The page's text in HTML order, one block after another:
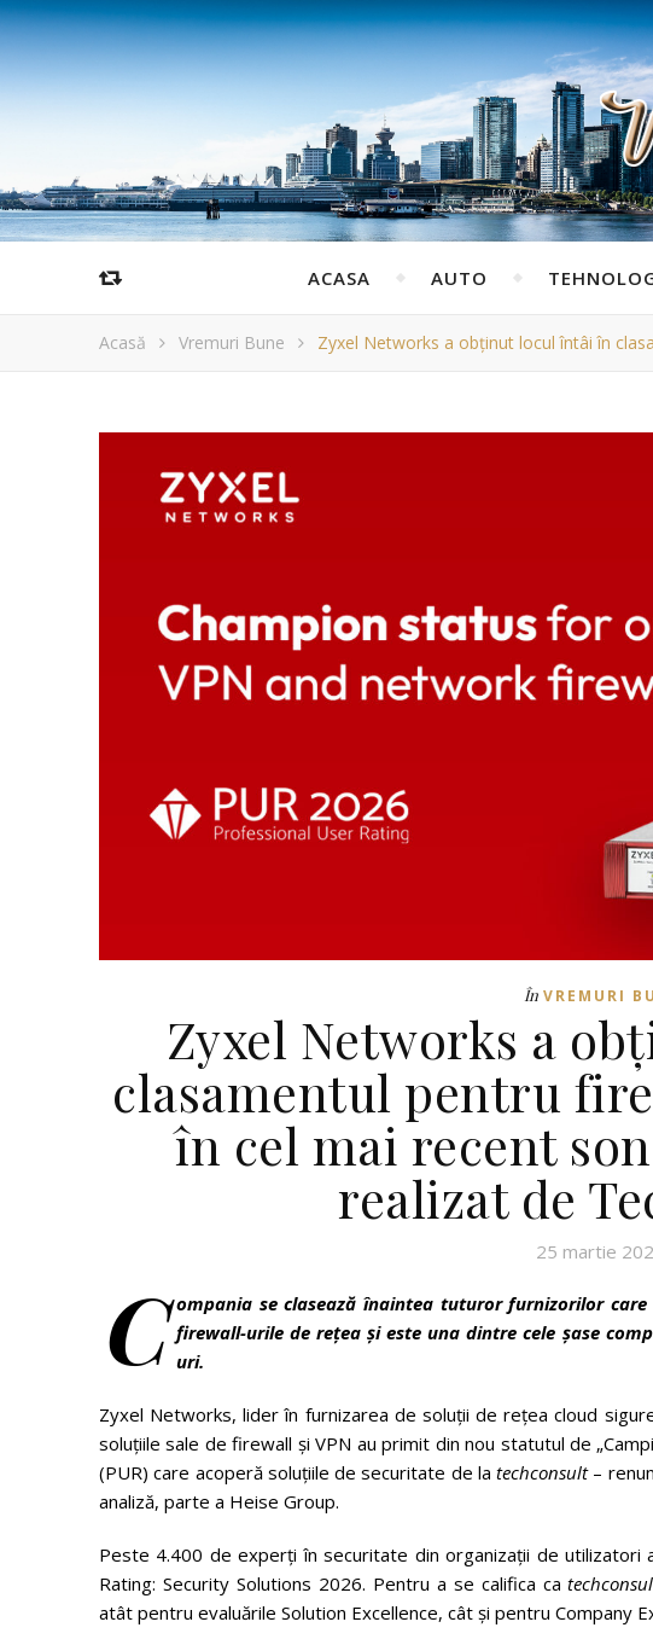
ACASA AUTO
Acasă Vremuri Bune Zyxel Networks a obținut locul întâi în
În VREMURI
Zyxel Networks a
clasamentul pentru
în cel mai recent
realizat de
25 martie
C ompania se clasează înaintea tuturor furnizorilor
firewall-urile de rețea și este una dintre cele șase
uri.
Zyxel Networks, lider în furnizarea de soluții de rețea cloud
soluțiile sale de firewall și VPN au primit din nou statutul de
(PUR) care acoperă soluțiile de securitate de la techconsult –
analiză, parte a Heise Group.
Peste 4.400 de experți în securitate din organizații de utilizatori
Rating: Security Solutions 2026. Pentru a se califica ca
atât pentru evaluările Solution Excellence, cât și pentru Company